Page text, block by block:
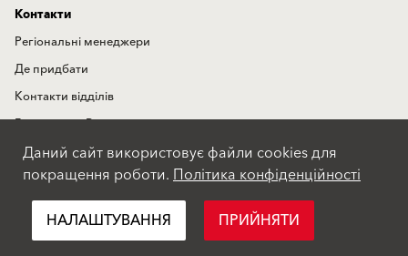
Контакти
Регіональні менеджери
Де придбати
Контакти відділів
Гаряча лінія Baumit
Міжнародні представництва
Форма зворотного зв'язку
Положення про конфіденційність
Даний сайт використовує файли cookies для
покращення роботи.Політика конфіденційності
НАЛАШТУВАННЯ
ПРИЙНЯТИ